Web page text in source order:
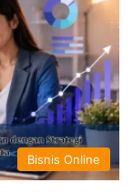
Bisnis Online